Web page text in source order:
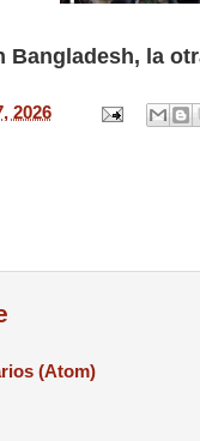
Bangladesh, la
2026
(Atom)